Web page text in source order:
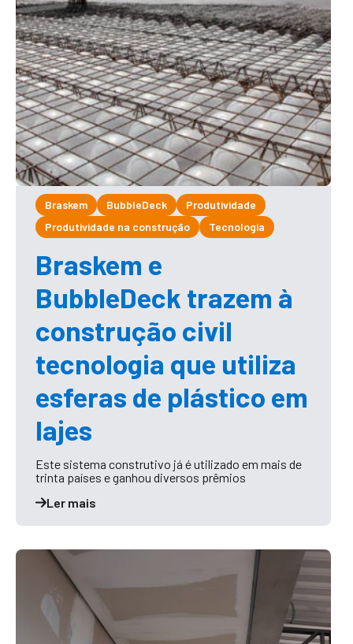
Braskem BubbleDeck
Produtividade
Produtividade na construção
Tecnologia
Braskem e
BubbleDeck trazem à
construção civil
tecnologia que utiliza
esferas de plástico em
lajes
Este sistema construtivo já é utilizado em mais de
trinta países e ganhou diversos prêmios
Ler mais